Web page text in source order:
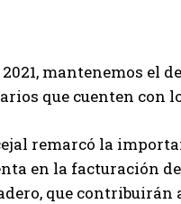
2021, mantenemos el
que cuenten con
remarcó la
en la facturación
que contribuirán